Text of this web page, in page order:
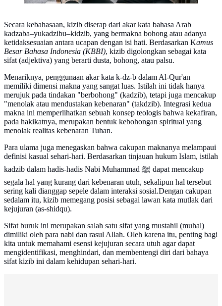
Secara kebahasaan, kizib diserap dari akar kata bahasa Arab
kadzaba–yukadzibu–kidzib, yang bermakna bohong atau adanya
ketidaksesuaian antara ucapan dengan isi hati. Berdasarkan Kamus
Besar Bahasa Indonesia (KBBI), kizib digolongkan sebagai kata
sifat (adjektiva) yang berarti dusta, bohong, atau palsu.
Menariknya, penggunaan akar kata k-dz-b dalam Al-Qur'an
memiliki dimensi makna yang sangat luas. Istilah ini tidak hanya
merujuk pada tindakan "berbohong" (kadzib), tetapi juga mencakup
"menolak atau mendustakan kebenaran" (takdzib). Integrasi kedua
makna ini memperlihatkan sebuah konsep teologis bahwa kekafiran,
pada hakikatnya, merupakan bentuk kebohongan spiritual yang
menolak realitas kebenaran Tuhan.
Para ulama juga menegaskan bahwa cakupan maknanya melampaui
definisi kasual sehari-hari. Berdasarkan tinjauan hukum Islam, istilah
kadzib dalam hadis-hadis Nabi Muhammad ﷺ dapat mencakup
segala hal yang kurang dari kebenaran utuh, sekalipun hal tersebut
sering kali dianggap sepele dalam interaksi sosial.Dengan cakupan
sedalam itu, kizib memegang posisi sebagai lawan kata mutlak dari
kejujuran (as-shidqu).
Sifat buruk ini merupakan salah satu sifat yang mustahil (muhal)
dimiliki oleh para nabi dan rasul Allah. Oleh karena itu, penting bagi
kita untuk memahami esensi kejujuran secara utuh agar dapat
mengidentifikasi, menghindari, dan membentengi diri dari bahaya
sifat kizib ini dalam kehidupan sehari-hari.